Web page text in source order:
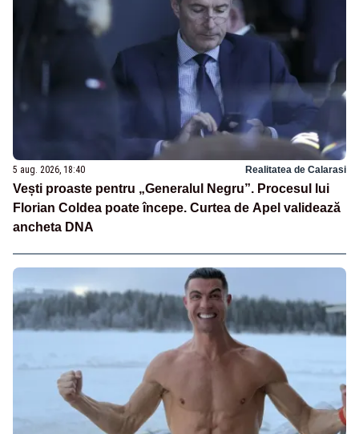
5 aug. 2026, 18:40 Realitatea de Calarasi
Vești proaste pentru „Generalul Negru”. Procesul lui
Florian Coldea poate începe. Curtea de Apel validează
ancheta DNA